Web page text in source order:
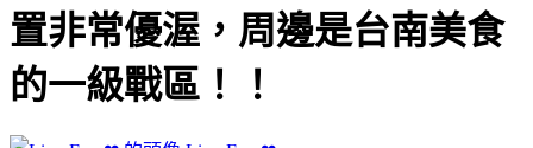
置非常優渥，周邊是台南美食
的一級戰區！！